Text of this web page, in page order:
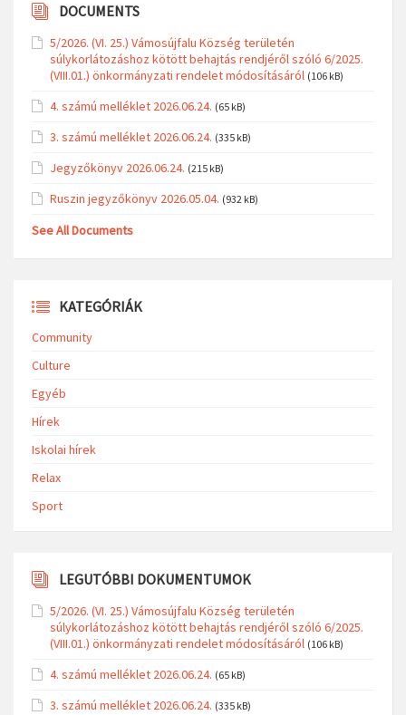
DOCUMENTS
5/2026. (VI. 25.) Vámosújfalu Község területén
súlykorlátozáshoz kötött behajtás rendjéről szóló 6/2025.
(VIII.01.) önkormányzati rendelet módosításáról (106 kB)
4. számú melléklet 2026.06.24. (65 kB)
3. számú melléklet 2026.06.24. (335 kB)
Jegyzőkönyv 2026.06.24. (215 kB)
Ruszin jegyzőkönyv 2026.05.04. (932 kB)
See All Documents
KATEGÓRIÁK
Community
Culture
Egyéb
Hírek
Iskolai hírek
Relax
Sport
LEGUTÓBBI DOKUMENTUMOK
5/2026. (VI. 25.) Vámosújfalu Község területén
súlykorlátozáshoz kötött behajtás rendjéről szóló 6/2025.
(VIII.01.) önkormányzati rendelet módosításáról (106 kB)
4. számú melléklet 2026.06.24. (65 kB)
3. számú melléklet 2026.06.24. (335 kB)